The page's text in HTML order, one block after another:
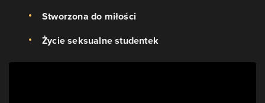
Stworzona do miłości
Życie seksualne studentek